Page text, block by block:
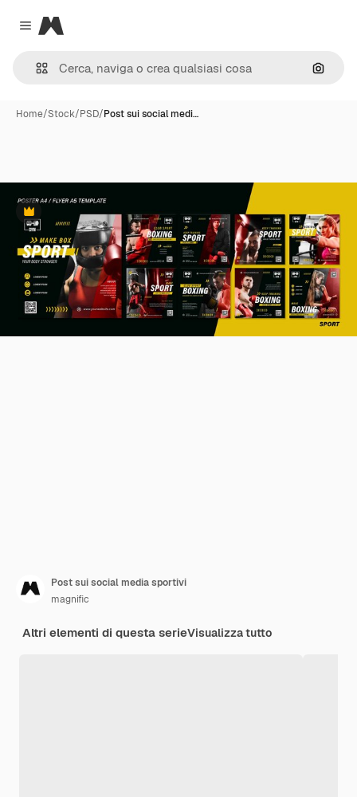
Close menu
Magnific
Cerca
Home/Stock/PSD/Post sui social medi…
Premium
Post sui social media sportivi
magnific
Altri elementi di questa serieVisualizza tutto